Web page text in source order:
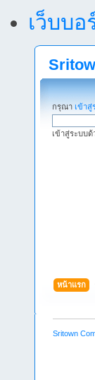
เว็บบอ
กรุณา เข้าสู่
เข้าสู่ระบบ
หน้าแรก
Sritown